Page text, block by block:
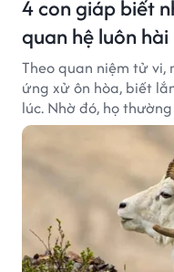
4 con giáp biết
quan hệ luôn
Theo quan niệm tử vi,
ứng xử ôn hòa, biết
lúc. Nhờ đó, họ
hòa và nhận được sự